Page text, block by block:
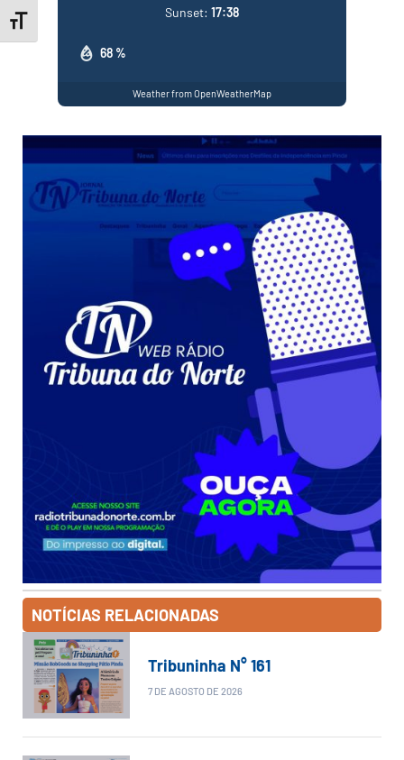
Toggle Font size
68 %
Sunset: 17:38
Weather from OpenWeatherMap
NOTÍCIAS RELACIONADAS
Tribuninha N° 161
7 DE AGOSTO DE 2026